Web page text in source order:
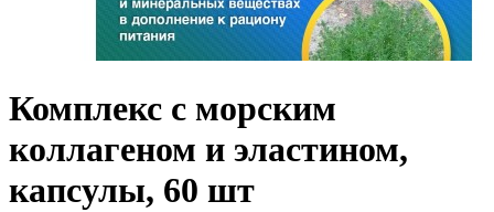
Комплекс с морским
коллагеном и эластином,
капсулы, 60 шт